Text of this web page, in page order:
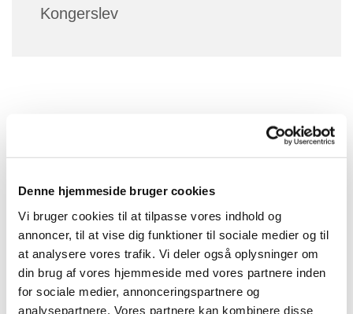
Denne hjemmeside bruger cookies
Vi bruger cookies til at tilpasse vores indhold og
annoncer, til at vise dig funktioner til sociale medier og til
at analysere vores trafik. Vi deler også oplysninger om
din brug af vores hjemmeside med vores partnere inden
for sociale medier, annonceringspartnere og
analysepartnere. Vores partnere kan kombinere disse
Kongerslev